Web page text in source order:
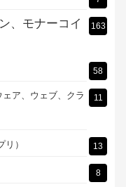
5
2
LIFE）」 1
7
、モナーコイ
163